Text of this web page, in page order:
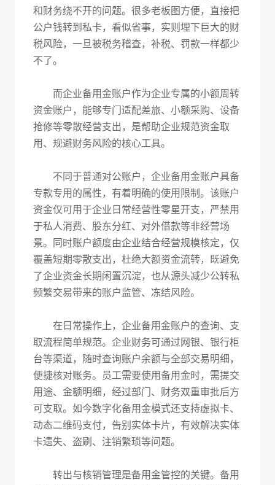
和财务绕不开的问题。很多老板图方便，直接把
公户钱转到私卡，看似省事，实则埋下巨大的财
税风险，一旦被税务稽查，补税、罚款一样都少
不了。
而企业备用金账户作为企业专属的小额周转
资金账户，能够专门适配差旅、小额采购、设备
抢修等零散经营支出，是帮助企业规范资金取
用、规避财务风险的核心工具。
不同于普通对公账户，企业备用金账户具备
专款专用的属性，有着明确的使用限制。该账户
资金仅可用于企业日常经营性零星开支，严禁用
于私人消费、股东分红、对外借款等非经营场
景。同时账户额度由企业结合经营规模核定，仅
覆盖短期零散支出，杜绝大额资金流转，既避免
了企业资金长期闲置沉淀，也从源头减少公转私
频繁交易带来的账户监管、冻结风险。
在日常操作上，企业备用金账户的查询、支
取流程简单规范。企业财务可通过网银、银行柜
台等渠道，随时查询账户余额与全部交易明细，
便捷核对账务。员工需要使用备用金时，需提交
用途、金额明细，经过部门、财务双重审批后方
可支取。如今数字化备用金模式还支持虚拟卡、
动态二维码支付，告别实体卡片，有效解决实体
卡遗失、盗刷、注销繁琐等问题。
转出与核销管理是备用金管控的关键。备用